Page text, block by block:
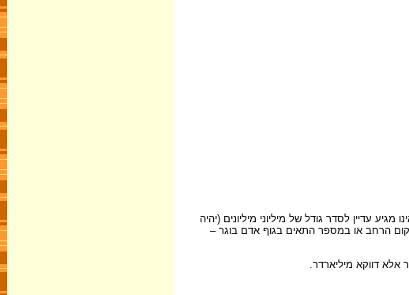
עדיין לסדר גודל של מיליוני מיליונים (יהיה
הרחב או במספר התאים בגוף אדם בוגר –
אלא דווקא מיליארדר.